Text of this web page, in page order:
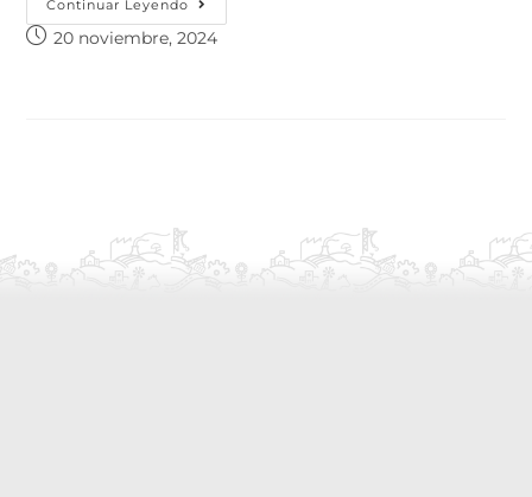
Continuar Leyendo
20 noviembre, 2024